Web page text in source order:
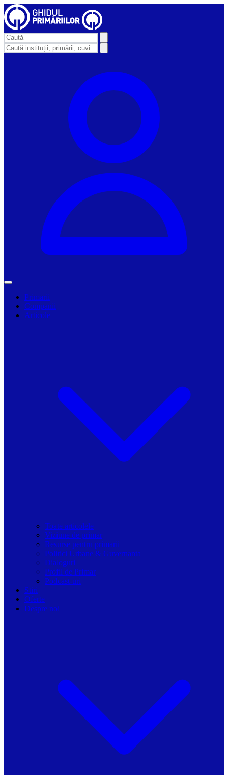
Primarii
Companii
Articole
Toate articolele
Viziune de primar
Resurse pentru primarii
Politici Urbane & Guvernanta
Dialoguri
Profil de Primar
Podcast-uri
Stiri
Oferte
Despre noi